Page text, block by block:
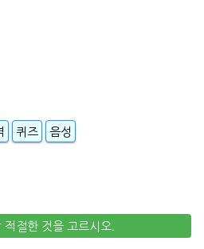
퀴즈 음성
절한 것을 고르시오.